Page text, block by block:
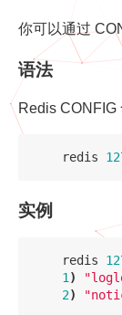
你可以通过
语法
Redis CONFIG
redis
实例
redis
1 )
2)